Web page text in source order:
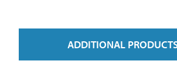
ADDITIONAL